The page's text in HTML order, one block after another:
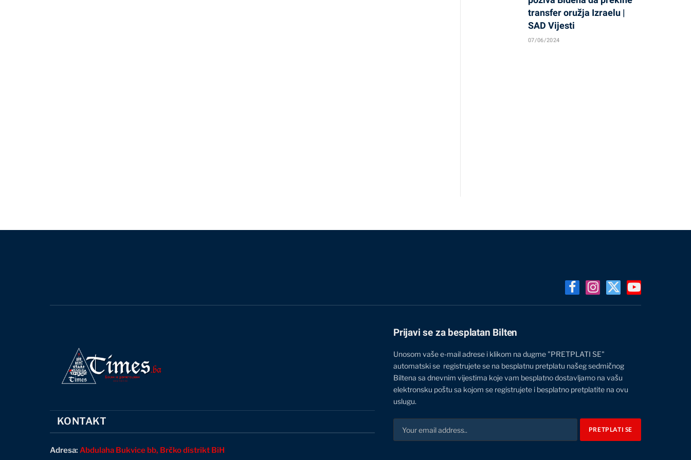
transfer oružja Izraelu |
SAD Vijesti
07/06/2024
FacebookInstagram
X
(Twitter)
YouTube
KONTAKT
Adresa: Abdulaha Bukvice bb, Brčko distrikt BiH
Prijavi se za besplatan Bilten
Unosom vaše e-mail adrese i klikom na dugme "PRETPLATI SE"
automatski se registrujete se na besplatnu pretplatu našeg sedmičnog
Biltena sa dnevnim vijestima koje vam besplatno dostavljamo na vašu
elektronsku poštu sa kojom se registrujete i besplatno pretplatite na ovu
uslugu.